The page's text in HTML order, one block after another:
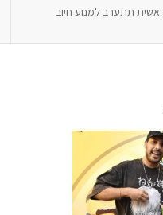
תתערב למנוע חיוב